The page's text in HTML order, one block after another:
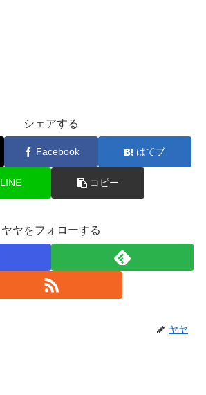
シェアする
Facebook はてブ
LINE コピー
ヤヤをフォローする
ヤヤ